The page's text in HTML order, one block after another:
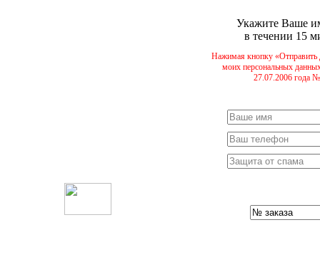
Укажите Ваше
в течении 15
Нажимая кнопку
моих персональных
27.07.2006 года